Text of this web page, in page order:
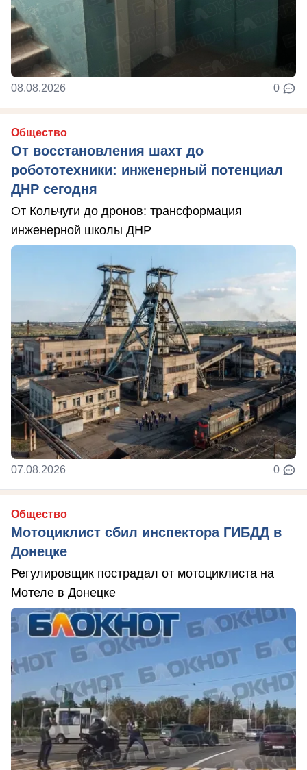
08.08.2026 0
Общество
От восстановления шахт до
робототехники: инженерный потенциал
ДНР сегодня
От Кольчуги до дронов: трансформация
инженерной школы ДНР
07.08.2026 0
Общество
Мотоциклист сбил инспектора ГИБДД в
Донецке
Регулировщик пострадал от мотоциклиста на
Мотеле в Донецке